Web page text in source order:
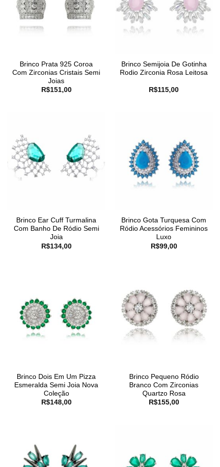
Brinco Prata 925 Coroa
Com Zirconias Cristais Semi
Joias
R$151,00
Brinco Semijoia De Gotinha
Rodio Zirconia Rosa Leitosa
R$115,00
Brinco Ear Cuff Turmalina
Com Banho De Ródio Semi
Joia
R$134,00
Brinco Gota Turquesa Com
Ródio Acessórios Femininos
Luxo
R$99,00
Brinco Dois Em Um Pizza
Esmeralda Semi Joia Nova
Coleção
R$148,00
Brinco Pequeno Ródio
Branco Com Zirconias
Quartzo Rosa
R$155,00